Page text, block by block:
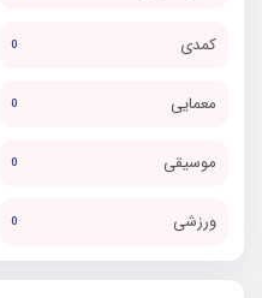
کمدی 0
معمایی 0
موسیقی 0
ورزشی 0